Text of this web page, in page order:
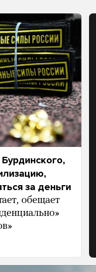
за деньги
обещает